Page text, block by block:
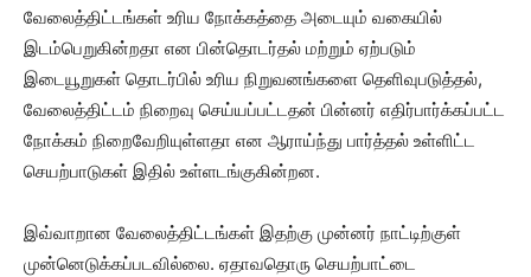
வேலைத்திட்டங்கள் உரிய நோக்கத்தை அடையும் வகையில்
இடம்பெறுகின்றதா என பின்தொடர்தல் மற்றும் ஏற்படும்
இடையூறுகள் தொடர்பில் உரிய நிறுவனங்களை தெளிவுபடுத்தல்,
வேலைத்திட்டம் நிறைவு செய்யப்பட்டதன் பின்னர் எதிர்பார்க்கப்பட்ட
நோக்கம் நிறைவேறியுள்ளதா என ஆராய்ந்து பார்த்தல் உள்ளிட்ட
செயற்பாடுகள் இதில் உள்ளடங்குகின்றன.
இவ்வாறான வேலைத்திட்டங்கள் இதற்கு முன்னர் நாட்டிற்குள்
முன்னெடுக்கப்படவில்லை. ஏதாவதொரு செயற்பாட்டை